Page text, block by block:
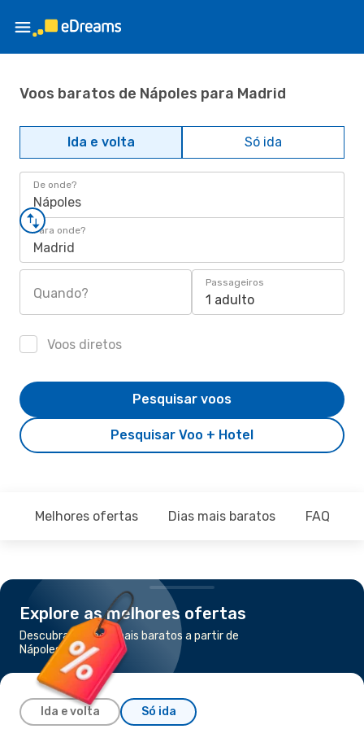
Voos baratos de Nápoles para Madrid
Ida e volta Só ida
De onde?
Nápoles
Para onde?
Madrid
Quando?
Passageiros
1 adulto
Voos diretos
Pesquisar Voo + Hotel
Pesquisar voos
Melhores ofertas Dias mais baratos FAQ
Explore as melhores ofertas
Descubra os voos mais baratos a partir de
Nápoles para Madrid
Ida e volta Só ida